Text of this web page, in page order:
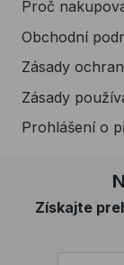
Proč
Obchodní
Zásady
Zásady
Prohlášení o
Získajte